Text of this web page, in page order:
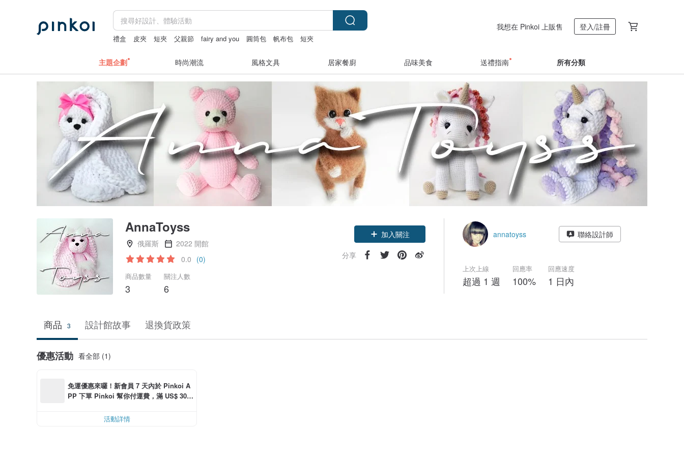
禮盒 皮夾 短夾 父親節 fairy and you 圓筒包 帆布包 短夾
我想在 Pinkoi 上販售 登入/註冊
主題企劃 時尚潮流 風格文具 居家餐廚 品味美食 送禮指南 所有分類
AnnaToyss
俄羅斯
2022 開館
0.0 (0)
商品數量
3
關注人數
6
加入關注
分享
annatoyss 聯絡設計師
上次上線
超過 1 週
回應率
100%
回應速度
1 日內
商品 3 設計館故事 退換貨政策
優惠活動 看全部 (1)
免運優惠來囉！新會員 7 天內於 Pinkoi A
PP 下單 Pinkoi 幫你付運費，滿 US$ 30.0
活動詳情